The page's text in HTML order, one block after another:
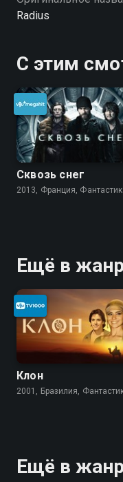
Radius
С этим
Сквозь снег
2013, Франция,
Ещё в
Клон
2001, Бразилия,
Ещё в